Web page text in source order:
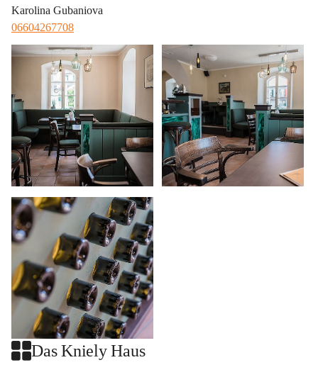
Karolina Gubaniova
06604267708
Das Kniely Haus